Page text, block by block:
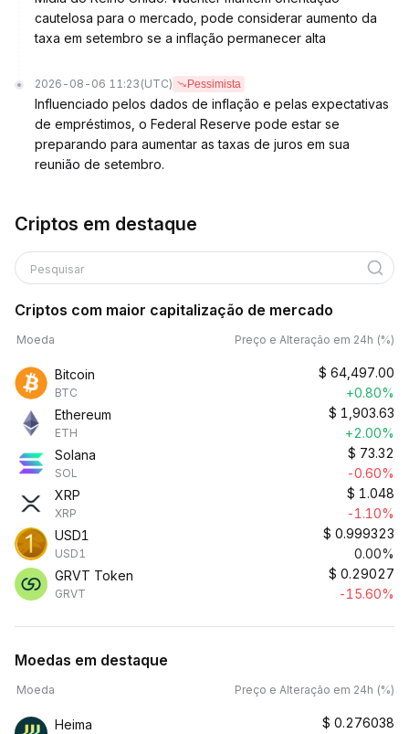
cautelosa para o mercado, pode considerar aumento da
taxa em setembro se a inflação permanecer alta
2026-08-06 11:23 (UTC) Pessimista
Influenciado pelos dados de inflação e pelas expectativas
de empréstimos, o Federal Reserve pode estar se
preparando para aumentar as taxas de juros em sua
reunião de setembro.
Criptos em destaque
Pesquisar
Criptos com maior capitalização de mercado
Moeda Preço e Alteração em 24h (%)
Bitcoin
BTC
$ 64,497.00
+0.80%
Ethereum
ETH
$ 1,903.63
+2.00%
Solana
SOL
$ 73.32
-0.60%
XRP
XRP
$ 1.048
-1.10%
USD1
USD1
$ 0.999323
0.00%
GRVT Token
GRVT
$ 0.29027
-15.60%
Moedas em destaque
Moeda Preço e Alteração em 24h (%)
Heima $ 0.276038